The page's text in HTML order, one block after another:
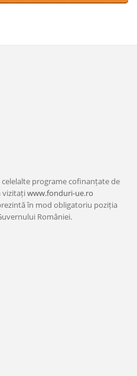
programe cofinanțate de
vizitațiwww.fonduri-ue.ro
în mod obligatoriu poziția
României.